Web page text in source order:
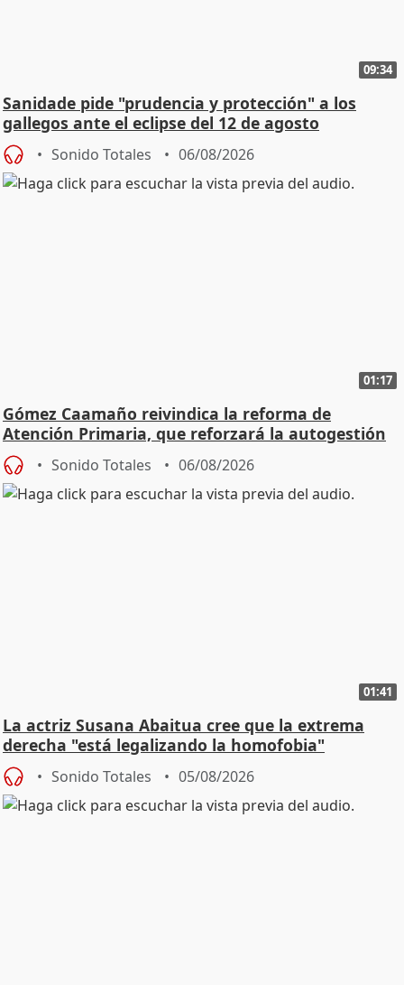
09:34
Sanidade pide "prudencia y protección" a los
gallegos ante el eclipse del 12 de agosto
Sonido Totales 06/08/2026
01:17
Gómez Caamaño reivindica la reforma de
Atención Primaria, que reforzará la autogestión
Sonido Totales 06/08/2026
01:41
La actriz Susana Abaitua cree que la extrema
derecha "está legalizando la homofobia"
Sonido Totales 05/08/2026